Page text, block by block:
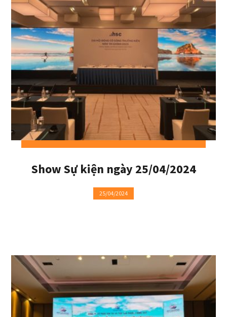
Show Sự kiện ngày 25/04/2024
25/04/2024